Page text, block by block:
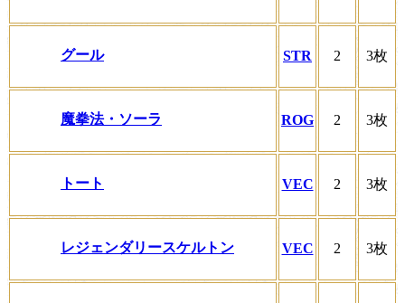
グール STR 2 3枚
魔拳法・ソーラ ROG 2 3枚
トート VEC 2 3枚
レジェンダリースケルトン VEC 2 3枚